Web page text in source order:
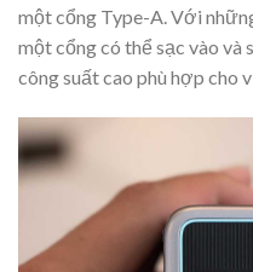
một cổng Type-A. Với
một cổng có thể sạc vào và
công suất cao phù hợp cho